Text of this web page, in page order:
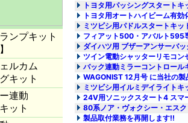
トヨタ用パッシングスタートキ
トヨタ用オートハイビーム有効
ミツビシ用パドルスタートキッ
フィアット500・アバルト595
ダイハツ用 ブザーアンサーバ
ツイン電動シャッターリモコ
バック連動ミラーコントロール
WAGONIST 12月号 に当社の
ミツビシ用イルミデイライトキ
24V用ソニックスタート4 スマ
80系ノア・ヴォクシー・エス
製品取付業務を再開します!!